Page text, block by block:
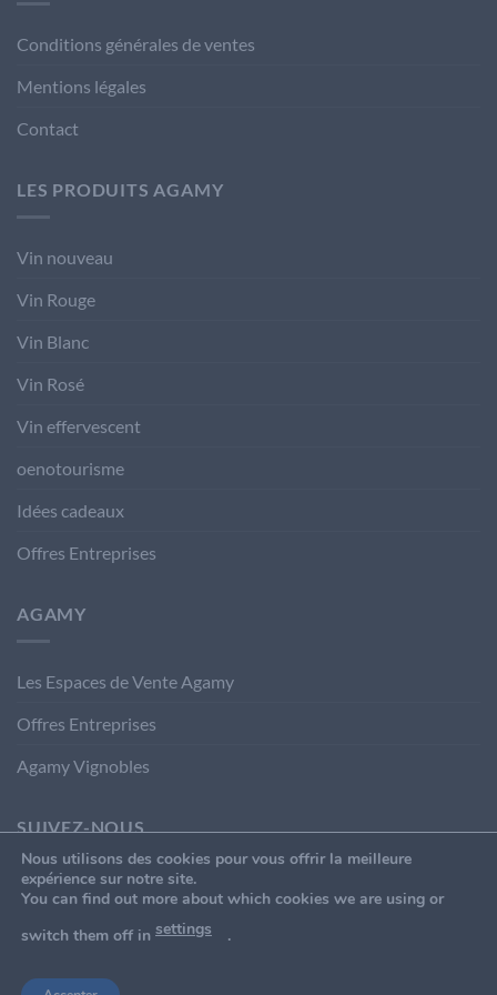
Conditions générales de ventes
Mentions légales
Contact
LES PRODUITS AGAMY
Vin nouveau
Vin Rouge
Vin Blanc
Vin Rosé
Vin effervescent
oenotourisme
Idées cadeaux
Offres Entreprises
AGAMY
Les Espaces de Vente Agamy
Offres Entreprises
Agamy Vignobles
SUIVEZ-NOUS
Nous utilisons des cookies pour vous offrir la meilleure
expérience sur notre site.
You can find out more about which cookies we are using or
switch them off in settings .